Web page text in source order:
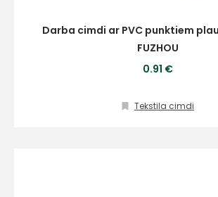
Darba cimdi ar PVC punktiem
FUZHOU
0.91 €
Tekstila cimdi